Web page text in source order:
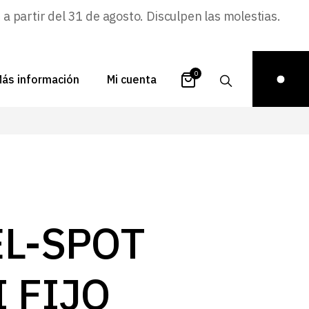
partir del 31 de agosto. Disculpen las molestias.
información
de inspiración
Mi cuenta
contraseña
0
SPOT
FIJO